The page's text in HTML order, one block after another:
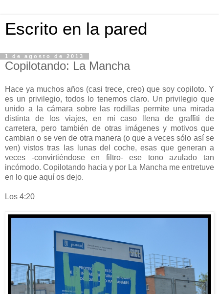
Escrito en la pared
1 de agosto de 2013
Copilotando: La Mancha
Hace ya muchos años (casi trece, creo) que soy copiloto. Y
es un privilegio, todos lo tenemos claro. Un privilegio que
unido a la cámara sobre las rodillas permite una mirada
distinta de los viajes, en mi caso llena de graffiti de
carretera, pero también de otras imágenes y motivos que
cambian o se ven de otra manera (o que a veces sólo así se
ven) vistos tras las lunas del coche, esas que generan a
veces -convirtiéndose en filtro- ese tono azulado tan
incómodo. Copilotando hacia y por La Mancha me entretuve
en lo que aquí os dejo.
Los 4:20